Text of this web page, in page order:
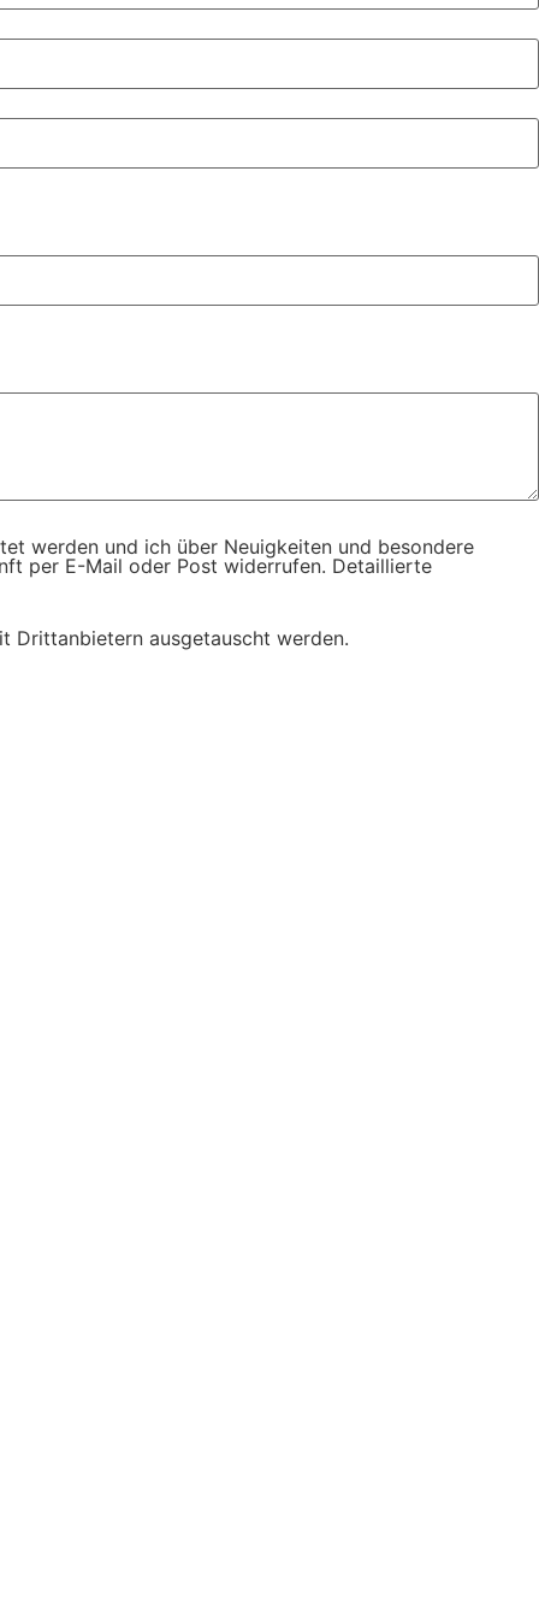
werden und ich über Neuigkeiten und besondere
per E-Mail oder Post widerrufen. Detaillierte
Drittanbietern ausgetauscht werden.